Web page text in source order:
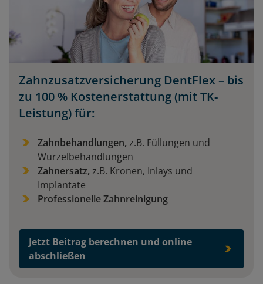
Zahnzusatzversicherung DentFlex – bis
zu 100 % Kostenerstattung (mit TK-
Leistung) für:
Zahnbehandlungen, z.B. Füllungen und
Wurzelbehandlungen
Zahnersatz, z.B. Kronen, Inlays und
Implantate
Professionelle Zahnreinigung
Jetzt Beitrag berechnen und online
abschließen